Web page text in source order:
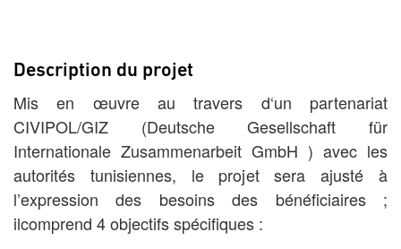
Description du projet
Mis en œuvre au travers d‘un partenariat
CIVIPOL/GIZ (Deutsche Gesellschaft für
Internationale Zusammenarbeit GmbH ) avec les
autorités tunisiennes, le projet sera ajusté à
l’expression des besoins des bénéficiaires ;
ilcomprend 4 objectifs spécifiques :